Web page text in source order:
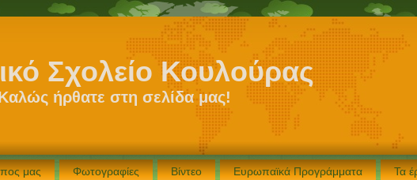
Σχολείο Κουλούρας
ήρθατε στη σελίδα μας!
μας Φωτογραφίες Βίντεο Ευρωπαϊκά Προγράμματα Τα